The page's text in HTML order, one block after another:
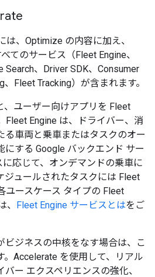
は、Optimize の内容に加え、
てのサービス（Fleet Engine、
Search、Driver SDK、Consumer
Fleet Tracking）が含まれます。
、ユーザー向けアプリを Fleet
Fleet Engine は、ドライバー、消
る車両と乗車またはタスクのオー
にする Google バックエンド サー
に応じて、オンデマンドの乗車に
ジュールされたタスクには Fleet
ユースケース タイプの Fleet
、 Fleet Engine サービスとはをご
ビジネスの中核をなす場合は、こ
。Accelerate を使用して、リアル
ー エクスペリエンスの強化、